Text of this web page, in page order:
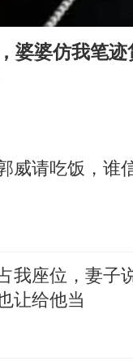
泰国一女公务员
多地要求领导干部
关之琳否认与27岁
婆婆仿我笔
威请吃饭，谁
我座位，妻子
让给他当